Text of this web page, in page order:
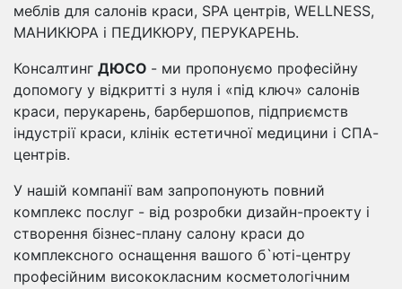
меблів для салонів краси, SPA центрів, WELLNESS,
МАНИКЮРА і ПЕДИКЮРУ, ПЕРУКАРЕНЬ.
Консалтинг ДЮСО - ми пропонуємо професійну
допомогу у відкритті з нуля і «під ключ» салонів
краси, перукарень, барбершопов, підприємств
індустрії краси, клінік естетичної медицини і СПА-
центрів.
У нашій компанії вам запропонують повний
комплекс послуг - від розробки дизайн-проекту і
створення бізнес-плану салону краси до
комплексного оснащення вашого б`юті-центру
професійним висококласним косметологічним